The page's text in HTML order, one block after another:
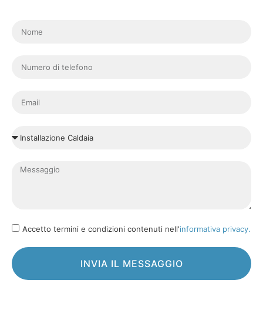
Accetto termini e condizioni contenuti nell'informativa privacy.
INVIA IL MESSAGGIO